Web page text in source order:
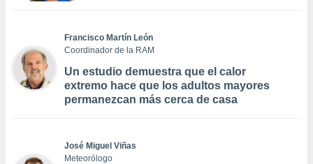
Francisco Martín León
Coordinador de la RAM
Un estudio demuestra que el calor
extremo hace que los adultos mayores
permanezcan más cerca de casa
José Miguel Viñas
Meteorólogo